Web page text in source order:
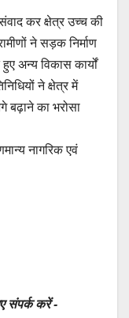
कर क्षेत्र उच्च की
ने सड़क निर्माण
अन्य विकास कार्यों
ने क्षेत्र में
बढ़ाने का भरोसा
नागरिक एवं
संपर्क करें -